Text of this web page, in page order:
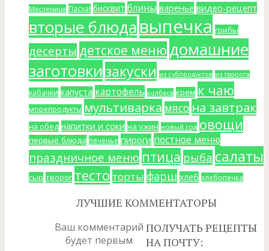
Масленица Пасха! бисквит блины варенье видео-рецепт
вторые блюдавыпечка грибы
десерты детское меню домашние
заготовкизакуски из субпродуктов из творога
кабачки капуста картофель колбаса крем к чаю
морепродукты мультиварка мясо на завтрак
на обед напитки и соки на ужин новый год овощи
первые блюда печенье пироги постное меню
праздничное меню птица рыба салаты
сыр творог тесто торты фарш хлеб хлебопечка
ЛУЧШИЕ КОММЕНТАТОРЫ
Ваш комментарий
будет первым
ПОЛУЧАТЬ РЕЦЕПТЫ
НА ПОЧТУ: